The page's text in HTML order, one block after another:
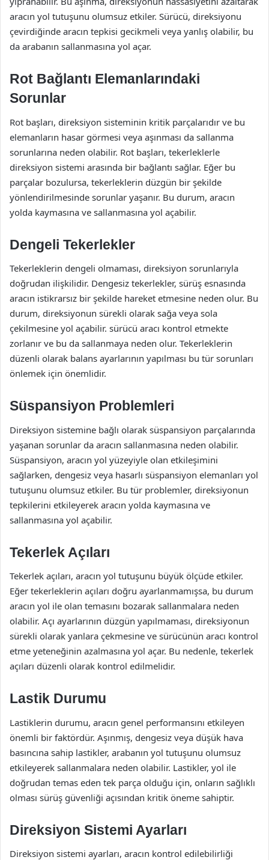
aracın yol tutuşunu olumsuz etkiler. Sürücü, direksiyonu
çevirdiğinde aracın tepkisi gecikmeli veya yanlış olabilir, bu
da arabanın sallanmasına yol açar.
Rot Bağlantı Elemanlarındaki
Sorunlar
Rot başları, direksiyon sisteminin kritik parçalarıdır ve bu
elemanların hasar görmesi veya aşınması da sallanma
sorunlarına neden olabilir. Rot başları, tekerleklerle
direksiyon sistemi arasında bir bağlantı sağlar. Eğer bu
parçalar bozulursa, tekerleklerin düzgün bir şekilde
yönlendirilmesinde sorunlar yaşanır. Bu durum, aracın
yolda kaymasına ve sallanmasına yol açabilir.
Dengeli Tekerlekler
Tekerleklerin dengeli olmaması, direksiyon sorunlarıyla
doğrudan ilişkilidir. Dengesiz tekerlekler, sürüş esnasında
aracın istikrarsız bir şekilde hareket etmesine neden olur. Bu
durum, direksiyonun sürekli olarak sağa veya sola
çekilmesine yol açabilir. sürücü aracı kontrol etmekte
zorlanır ve bu da sallanmaya neden olur. Tekerleklerin
düzenli olarak balans ayarlarının yapılması bu tür sorunları
önlemek için önemlidir.
Süspansiyon Problemleri
Direksiyon sistemine bağlı olarak süspansiyon parçalarında
yaşanan sorunlar da aracın sallanmasına neden olabilir.
Süspansiyon, aracın yol yüzeyiyle olan etkileşimini
sağlarken, dengesiz veya hasarlı süspansiyon elemanları yol
tutuşunu olumsuz etkiler. Bu tür problemler, direksiyonun
tepkilerini etkileyerek aracın yolda kaymasına ve
sallanmasına yol açabilir.
Tekerlek Açıları
Tekerlek açıları, aracın yol tutuşunu büyük ölçüde etkiler.
Eğer tekerleklerin açıları doğru ayarlanmamışsa, bu durum
aracın yol ile olan temasını bozarak sallanmalara neden
olabilir. Açı ayarlarının düzgün yapılmaması, direksiyonun
sürekli olarak yanlara çekmesine ve sürücünün aracı kontrol
etme yeteneğinin azalmasına yol açar. Bu nedenle, tekerlek
açıları düzenli olarak kontrol edilmelidir.
Lastik Durumu
Lastiklerin durumu, aracın genel performansını etkileyen
önemli bir faktördür. Aşınmış, dengesiz veya düşük hava
basıncına sahip lastikler, arabanın yol tutuşunu olumsuz
etkileyerek sallanmalara neden olabilir. Lastikler, yol ile
doğrudan temas eden tek parça olduğu için, onların sağlıklı
olması sürüş güvenliği açısından kritik öneme sahiptir.
Direksiyon Sistemi Ayarları
Direksiyon sistemi ayarları, aracın kontrol edilebilirliği